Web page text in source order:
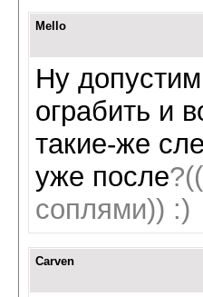
Mello
Ну
ограбить и
такие-же
уже после
соплями)) :)
Carven